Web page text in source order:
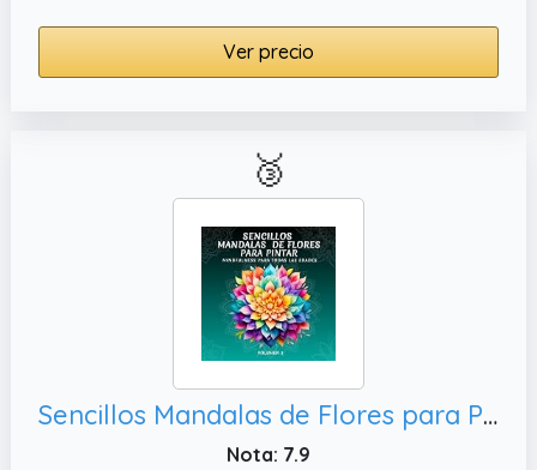
Ver precio
🥉
Sencillos Mandalas de Flores para Pintar: Libro para Colorear con 50 Mandalas de Flores Volumen 2 para todas las edades y habilidades. Mindfulness y Antiestrés para entrar en una Profunda Relajación
Nota: 7.9